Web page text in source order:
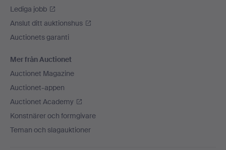
Lediga jobb
Anslut ditt auktionshus
Auctionets garanti
Mer från Auctionet
Auctionet Magazine
Auctionet-appen
Auctionet Academy
Konstnärer och formgivare
Teman och slagauktioner